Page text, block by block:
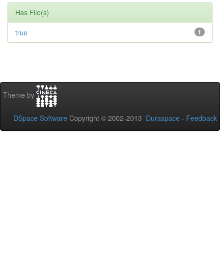
Has File(s)
1
true
Theme by
DSpace Software Copyright © 2002-2013 Duraspace - Feedback